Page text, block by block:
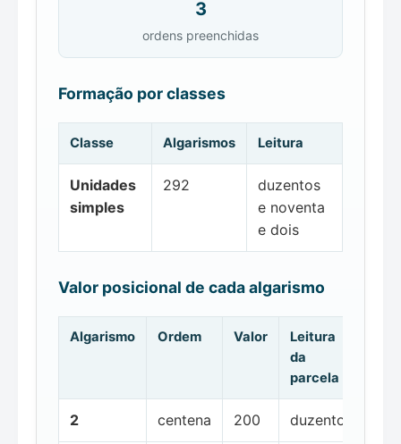
3
ordens preenchidas
Formação por classes
Classe Algarismos Leitura
Unidades
simples
292
duzentos
e noventa
e dois
Valor posicional de cada algarismo
Algarismo Ordem Valor
Leitura
da
parcela
2 centena 200 duzentos